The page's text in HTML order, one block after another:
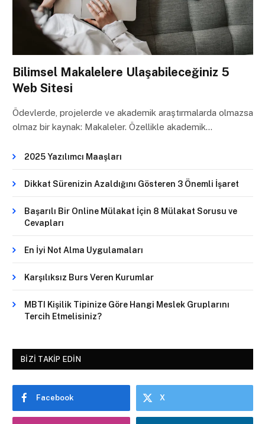
Bilimsel Makalelere Ulaşabileceğiniz 5
Web Sitesi
Ödevlerde, projelerde ve akademik araştırmalarda olmazsa
olmaz bir kaynak: Makaleler. Özellikle akademik…
2025 Yazılımcı Maaşları
Dikkat Sürenizin Azaldığını Gösteren 3 Önemli İşaret
Başarılı Bir Online Mülakat İçin 8 Mülakat Sorusu ve
Cevapları
En İyi Not Alma Uygulamaları
Karşılıksız Burs Veren Kurumlar
MBTI Kişilik Tipinize Göre Hangi Meslek Gruplarını
Tercih Etmelisiniz?
BIZI TAKIP EDIN
Facebook X